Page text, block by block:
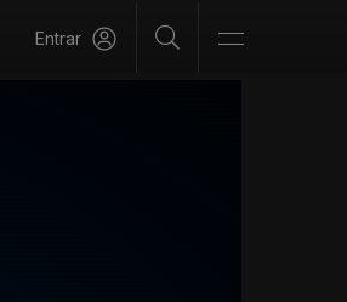
Entrar